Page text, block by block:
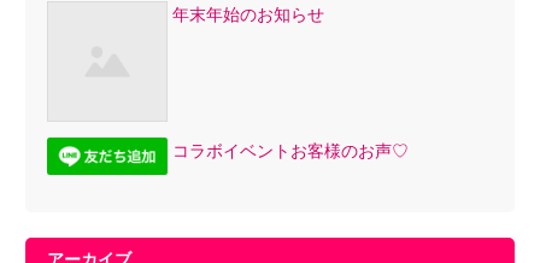
年末年始のお知らせ
コラボイベントお客様のお声♡